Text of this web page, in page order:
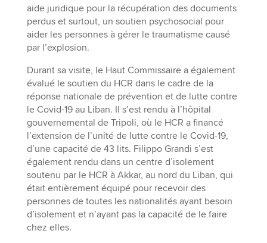
aide juridique pour la récupération des documents
perdus et surtout, un soutien psychosocial pour
aider les personnes à gérer le traumatisme causé
par l’explosion.
Durant sa visite, le Haut Commissaire a également
évalué le soutien du HCR dans le cadre de la
réponse nationale de prévention et de lutte contre
le Covid-19 au Liban. Il s’est rendu à l’hôpital
gouvernemental de Tripoli, où le HCR a financé
l’extension de l’unité de lutte contre le Covid-19,
d’une capacité de 43 lits. Filippo Grandi s’est
également rendu dans un centre d’isolement
soutenu par le HCR à Akkar, au nord du Liban, qui
était entièrement équipé pour recevoir des
personnes de toutes les nationalités ayant besoin
d’isolement et n’ayant pas la capacité de le faire
chez elles.